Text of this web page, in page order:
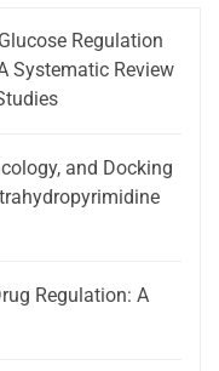
Regulation
Systematic Review
and Docking
Regulation: A